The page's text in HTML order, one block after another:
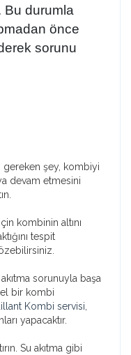
Bu durumla
önce
sorunu
gereken şey, kombiyi
devam etmesini
kombinin altını
tespit
sorunuyla başa
bir kombi
Kombi servisi
yapacaktır.
Su akıtma gibi